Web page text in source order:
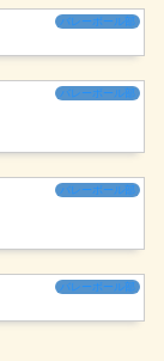
バレーボール部
バレーボール部
バレーボール部
バレーボール部